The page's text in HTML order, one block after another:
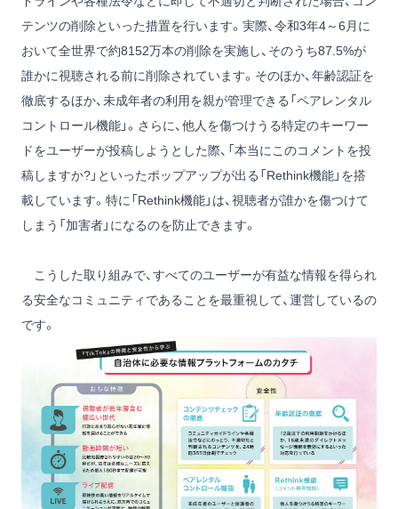
テンツの削除といった措置を行います。実際、令和3年4～6月に
おいて全世界で約8152万本の削除を実施し、そのうち87.5%が
誰かに視聴される前に削除されています。そのほか、年齢認証を
徹底するほか、未成年者の利用を親が管理できる「ペアレンタル
コントロール機能」。さらに、他人を傷つけうる特定のキーワー
ドをユーザーが投稿しようとした際、「本当にこのコメントを投
稿しますか?」といったポップアップが出る「Rethink機能」を搭
載しています。特に「Rethink機能」は、視聴者が誰かを傷つけて
しまう「加害者」になるのを防止できます。
こうした取り組みで、すべてのユーザーが有益な情報を得られ
る安全なコミュニティであることを最重視して、運営しているの
です。